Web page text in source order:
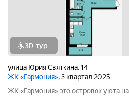
3D-тур
улица Юрия Святкина,14
ЖК «Гармония», 3 квартал 2025
ЖК «Гармония» это островок уюта на территории 4